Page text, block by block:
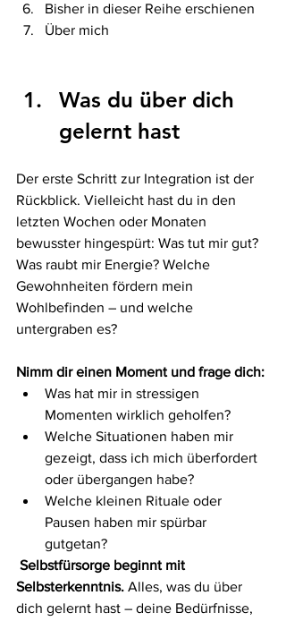
Bisher in dieser Reihe erschienen
Über mich
Was du über dich
gelernt hast
Der erste Schritt zur Integration ist der
Rückblick. Vielleicht hast du in den
letzten Wochen oder Monaten
bewusster hingespürt: Was tut mir gut?
Was raubt mir Energie? Welche
Gewohnheiten fördern mein
Wohlbefinden – und welche
untergraben es?
Nimm dir einen Moment und frage dich:
Was hat mir in stressigen
Momenten wirklich geholfen?
Welche Situationen haben mir
gezeigt, dass ich mich überfordert
oder übergangen habe?
Welche kleinen Rituale oder
Pausen haben mir spürbar
gutgetan?
Selbstfürsorge beginnt mit
Selbsterkenntnis. Alles, was du über
dich gelernt hast – deine Bedürfnisse,